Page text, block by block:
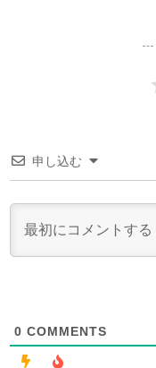
申し込む
0 COMMENTS